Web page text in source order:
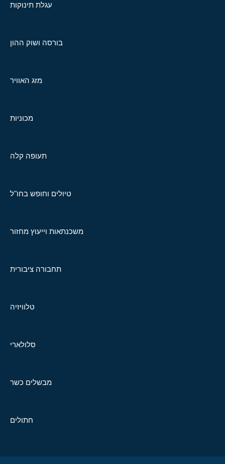
עגלת תינוקות
בורסה ושוק ההון
מזג האוויר
מכוניות
תעופה קלה
טיולים וחופש בחו"ל
משכנתאות וייעוץ מחזור
תחבורה ציבורית
טלוויזיה
סלולארי
מבשלים כשר
חתולים